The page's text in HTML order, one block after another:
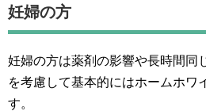
妊婦の方
妊婦の方は薬剤の影響や長時間同
を考慮して基本的にはホームホワ
す。